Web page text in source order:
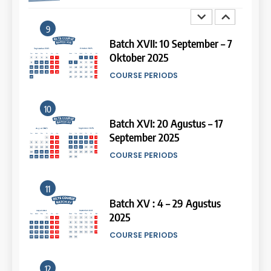
14
Study IELTS Practice
LEIDEN INSTITUTE
15
Online IELTS Courses
LEIDEN INSTITUTE
16
Online IELTS Course
LEIDEN INSTITUTE
9
Batch XVII: 10 September – 7
Oktober 2025
COURSE PERIODS
10
Batch XVI: 20 Agustus – 17
September 2025
COURSE PERIODS
11
Batch XV : 4 – 29 Agustus
2025
COURSE PERIODS
12